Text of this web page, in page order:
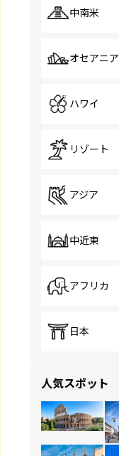
中南米
オセアニア
ハワイ
リゾート
アジア
中近東
アフリカ
日本
人気スポット